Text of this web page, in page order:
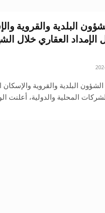
البلدية والقروية
العقاري خلال
البلدية والقروية والإسكان
المحلية والدولية، أعلنت